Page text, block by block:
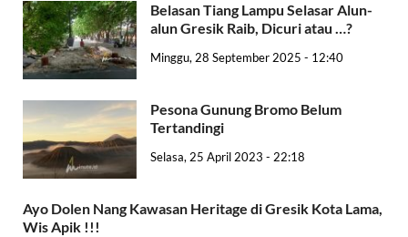
Belasan Tiang Lampu Selasar Alun-
alun Gresik Raib, Dicuri atau …?
Minggu, 28 September 2025 - 12:40
Pesona Gunung Bromo Belum
Tertandingi
Selasa, 25 April 2023 - 22:18
Ayo Dolen Nang Kawasan Heritage di Gresik Kota Lama,
Wis Apik !!!